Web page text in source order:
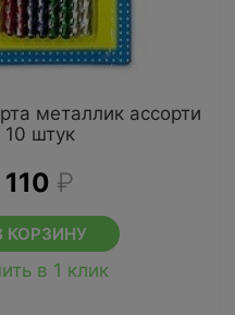
металлик ассорти
10 штук
110 ₽
КОРЗИНУ
в 1 клик